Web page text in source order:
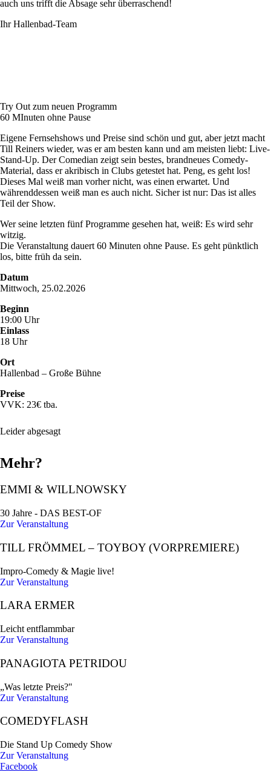
auch uns trifft die Absage sehr überraschend!
Ihr Hallenbad-Team
Try Out zum neuen Programm
60 MInuten ohne Pause
Eigene Fernsehshows und Preise sind schön und gut, aber jetzt macht
Till Reiners wieder, was er am besten kann und am meisten liebt: Live-
Stand-Up. Der Comedian zeigt sein bestes, brandneues Comedy-
Material, dass er akribisch in Clubs getestet hat. Peng, es geht los!
Dieses Mal weiß man vorher nicht, was einen erwartet. Und
währenddessen weiß man es auch nicht. Sicher ist nur: Das ist alles
Teil der Show.
Wer seine letzten fünf Programme gesehen hat, weiß: Es wird sehr
witzig.
Die Veranstaltung dauert 60 Minuten ohne Pause. Es geht pünktlich
los, bitte früh da sein.
Datum
Mittwoch, 25.02.2026
Beginn
19:00 Uhr
Einlass
18 Uhr
Ort
Hallenbad – Große Bühne
Preise
VVK: 23€ tba.
Leider abgesagt
Mehr?
EMMI & WILLNOWSKY
30 Jahre - DAS BEST-OF
Zur Veranstaltung
TILL FRÖMMEL – TOYBOY (VORPREMIERE)
Impro-Comedy & Magie live!
Zur Veranstaltung
LARA ERMER
Leicht entflammbar
Zur Veranstaltung
PANAGIOTA PETRIDOU
„Was letzte Preis?"
Zur Veranstaltung
COMEDYFLASH
Die Stand Up Comedy Show
Zur Veranstaltung
Facebook